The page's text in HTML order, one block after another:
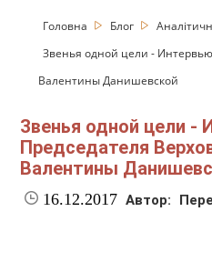
Головна Блог
Звенья одной цели -
Валентины Данишевской
Звенья одной цели -
Председателя
Валентины
16.12.2017 Автор: